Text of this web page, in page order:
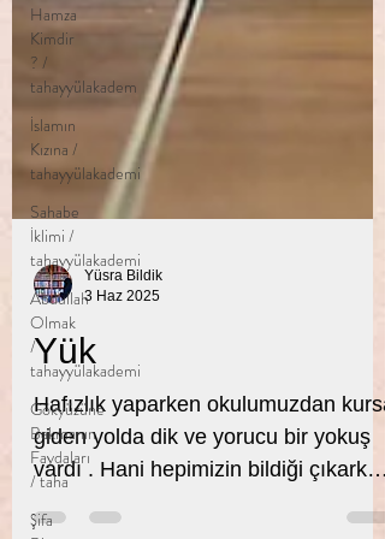
Hamza
Kimdir
? /
tahayyülakadem
İslamın
Kızına /
tahayyülakademi
Sahabe
İklimi /
tahayyülakademi
Abdullah
Olmak
/
tahayyülakademi
Gökyüzüne
Bakmanın
Faydaları
/ taha
Şifa
Yüsra Bildik
3 Haz 2025
Yük
Hafızlık yaparken okulumuzdan kursa
giden yolda dik ve yorucu bir yokuş